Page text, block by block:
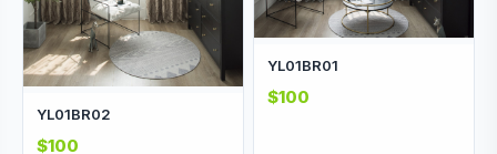
YL01BR02
$100
YL01BR01
$100